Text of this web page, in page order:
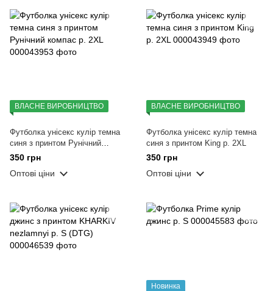
ВЛАСНЕ ВИРОБНИЦТВО
Футболка унісекс кулір темна
синя з принтом Рунічний
компас р. 2XL
350 грн
Оптові ціни
ВЛАСНЕ ВИРОБНИЦТВО
Футболка унісекс кулір темна
синя з принтом King р. 2XL
350 грн
Оптові ціни
Новинка